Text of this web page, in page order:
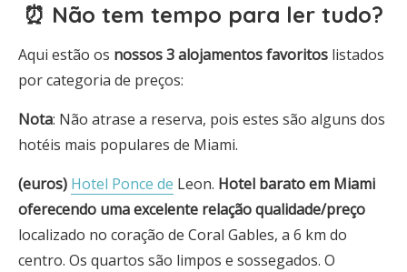
⏰ Não tem tempo para ler tudo?
Aqui estão os nossos 3 alojamentosfavoritos listados
por categoria de preços:
Nota: Não atrase a reserva, pois estes são alguns dos
hotéis mais populares de Miami.
(euros) Hotel Ponce de Leon. Hotel barato em Miami
oferecendo uma excelente relação qualidade/preço
localizado no coração de Coral Gables, a 6 km do
centro. Os quartos são limpos e sossegados. O